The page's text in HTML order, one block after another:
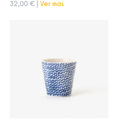
32,00 € | Ver más